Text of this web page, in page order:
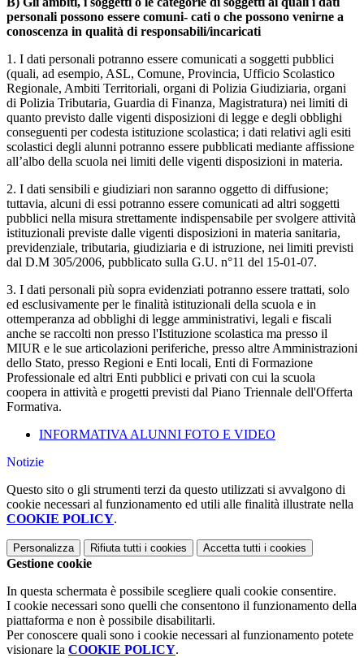
personali possono essere comuni- cati o che possono venirne a
conoscenza in qualità di responsabili/incaricati
1. I dati personali potranno essere comunicati a soggetti pubblici
(quali, ad esempio, ASL, Comune, Provincia, Ufficio Scolastico
Regionale, Ambiti Territoriali, organi di Polizia Giudiziaria, organi
di Polizia Tributaria, Guardia di Finanza, Magistratura) nei limiti di
quanto previsto dalle vigenti disposizioni di legge e degli obblighi
conseguenti per codesta istituzione scolastica; i dati relativi agli esiti
scolastici degli alunni potranno essere pubblicati mediante affissione
all’albo della scuola nei limiti delle vigenti disposizioni in materia.
2. I dati sensibili e giudiziari non saranno oggetto di diffusione;
tuttavia, alcuni di essi potranno essere comunicati ad altri soggetti
pubblici nella misura strettamente indispensabile per svolgere attività
istituzionali previste dalle vigenti disposizioni in materia sanitaria,
previdenziale, tributaria, giudiziaria e di istruzione, nei limiti previsti
dal D.M 305/2006, pubblicato sulla G.U. n°11 del 15-01-07.
3. I dati personali più sopra evidenziati potranno essere trattati, solo
ed esclusivamente per le finalità istituzionali della scuola e in
ottemperanza ad obblighi di legge amministrativi, legali e fiscali
anche se raccolti non presso l'Istituzione scolastica ma presso il
MIUR e le sue articolazioni periferiche, presso altre Amministrazioni
dello Stato, presso Regioni e Enti locali, Enti di Formazione
Professionale ed altri Enti pubblici e privati con cui la scuola
coopera in attività e progetti previsti dal Piano Triennale dell'Offerta
Formativa.
INFORMATIVA ALUNNI FOTO E VIDEO
Notizie
Questo sito o gli strumenti terzi da questo utilizzati si avvalgono di
cookie necessari al funzionamento ed utili alle finalità illustrate nella
COOKIE POLICY.
Personalizza Rifiuta tutti i cookies Accetta tutti i cookies
Gestione cookie
In questa schermata è possibile scegliere quali cookie consentire.
I cookie necessari sono quelli che consentono il funzionamento della
piattaforma e non è possibile disabilitarli.
Per conoscere quali sono i cookie necessari al funzionamento potete
visionare la COOKIE POLICY.